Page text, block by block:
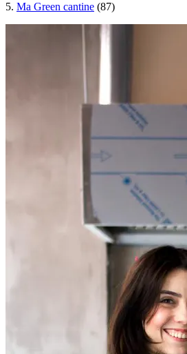
5. Ma Green cantine (87)